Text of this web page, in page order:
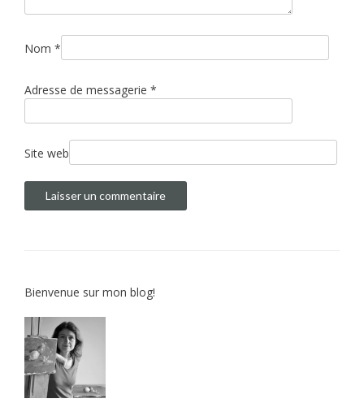
l
’
a
r
t
i
c
l
Nom *
Adresse de messagerie *
Site web
Bienvenue sur mon blog!